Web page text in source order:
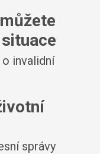
invalidní
správy